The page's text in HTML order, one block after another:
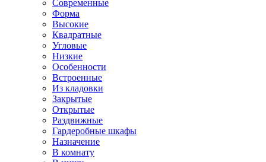
Современные
Форма
Высокие
Квадратные
Угловые
Низкие
Особенности
Встроенные
Из кладовки
Закрытые
Открытые
Раздвижные
Гардеробные шкафы
Назначение
В комнату